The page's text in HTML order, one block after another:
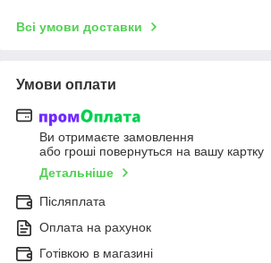
Всі умови доставки
Умови оплати
Ви отримаєте замовлення
або гроші повернуться на вашу картку
Детальніше
Післяплата
Оплата на рахунок
Готівкою в магазині